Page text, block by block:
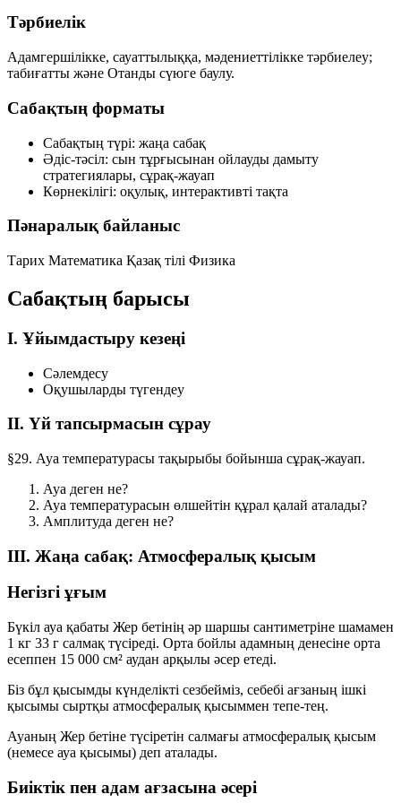
Тәрбиелік
Адамгершілікке, сауаттылыққа, мәдениеттілікке тәрбиелеу;
табиғатты және Отанды сүюге баулу.
Сабақтың форматы
Сабақтың түрі: жаңа сабақ
Әдіс-тәсіл: сын тұрғысынан ойлауды дамыту
стратегиялары, сұрақ-жауап
Көрнекілігі: оқулық, интерактивті тақта
Пәнаралық байланыс
Тарих Математика Қазақ тілі Физика
Сабақтың барысы
I. Ұйымдастыру кезеңі
Сәлемдесу
Оқушыларды түгендеу
II. Үй тапсырмасын сұрау
§29. Ауа температурасы тақырыбы бойынша сұрақ-жауап.
Ауа деген не?
Ауа температурасын өлшейтін құрал қалай аталады?
Амплитуда деген не?
III. Жаңа сабақ: Атмосфералық қысым
Негізгі ұғым
Бүкіл ауа қабаты Жер бетінің әр шаршы сантиметріне шамамен
1 кг 33 г салмақ түсіреді. Орта бойлы адамның денесіне орта
есеппен 15 000 см² аудан арқылы әсер етеді.
Біз бұл қысымды күнделікті сезбейміз, себебі ағзаның ішкі
қысымы сыртқы атмосфералық қысыммен тепе-тең.
Ауаның Жер бетіне түсіретін салмағы атмосфералық қысым
(немесе ауа қысымы) деп аталады.
Биіктік пен адам ағзасына әсері